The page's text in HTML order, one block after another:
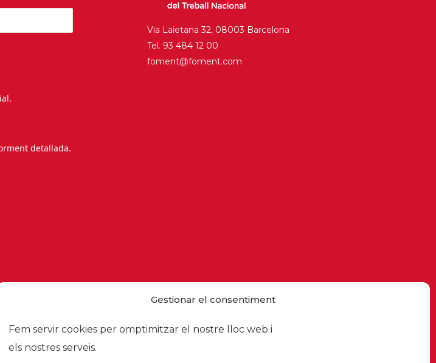
Gestionar el consentiment
Fem servir cookies per omptimitzar el nostre lloc web i
els nostres serveis.
detallada.
Via Laietana 32, 08003 Barcelona
Tel. 93 484 12 00
foment@foment.com